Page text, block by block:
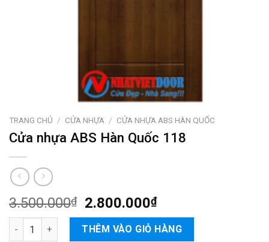
TRANG CHỦ / CỬA NHỰA / CỬA NHỰA ABS HÀN QUỐC
Cửa nhựa ABS Hàn Quốc 118
3.500.000₫ 2.800.000₫
Cửa nhựa ABS Hàn Quốc 118 số lượng
THÊM VÀO GIỎ HÀNG